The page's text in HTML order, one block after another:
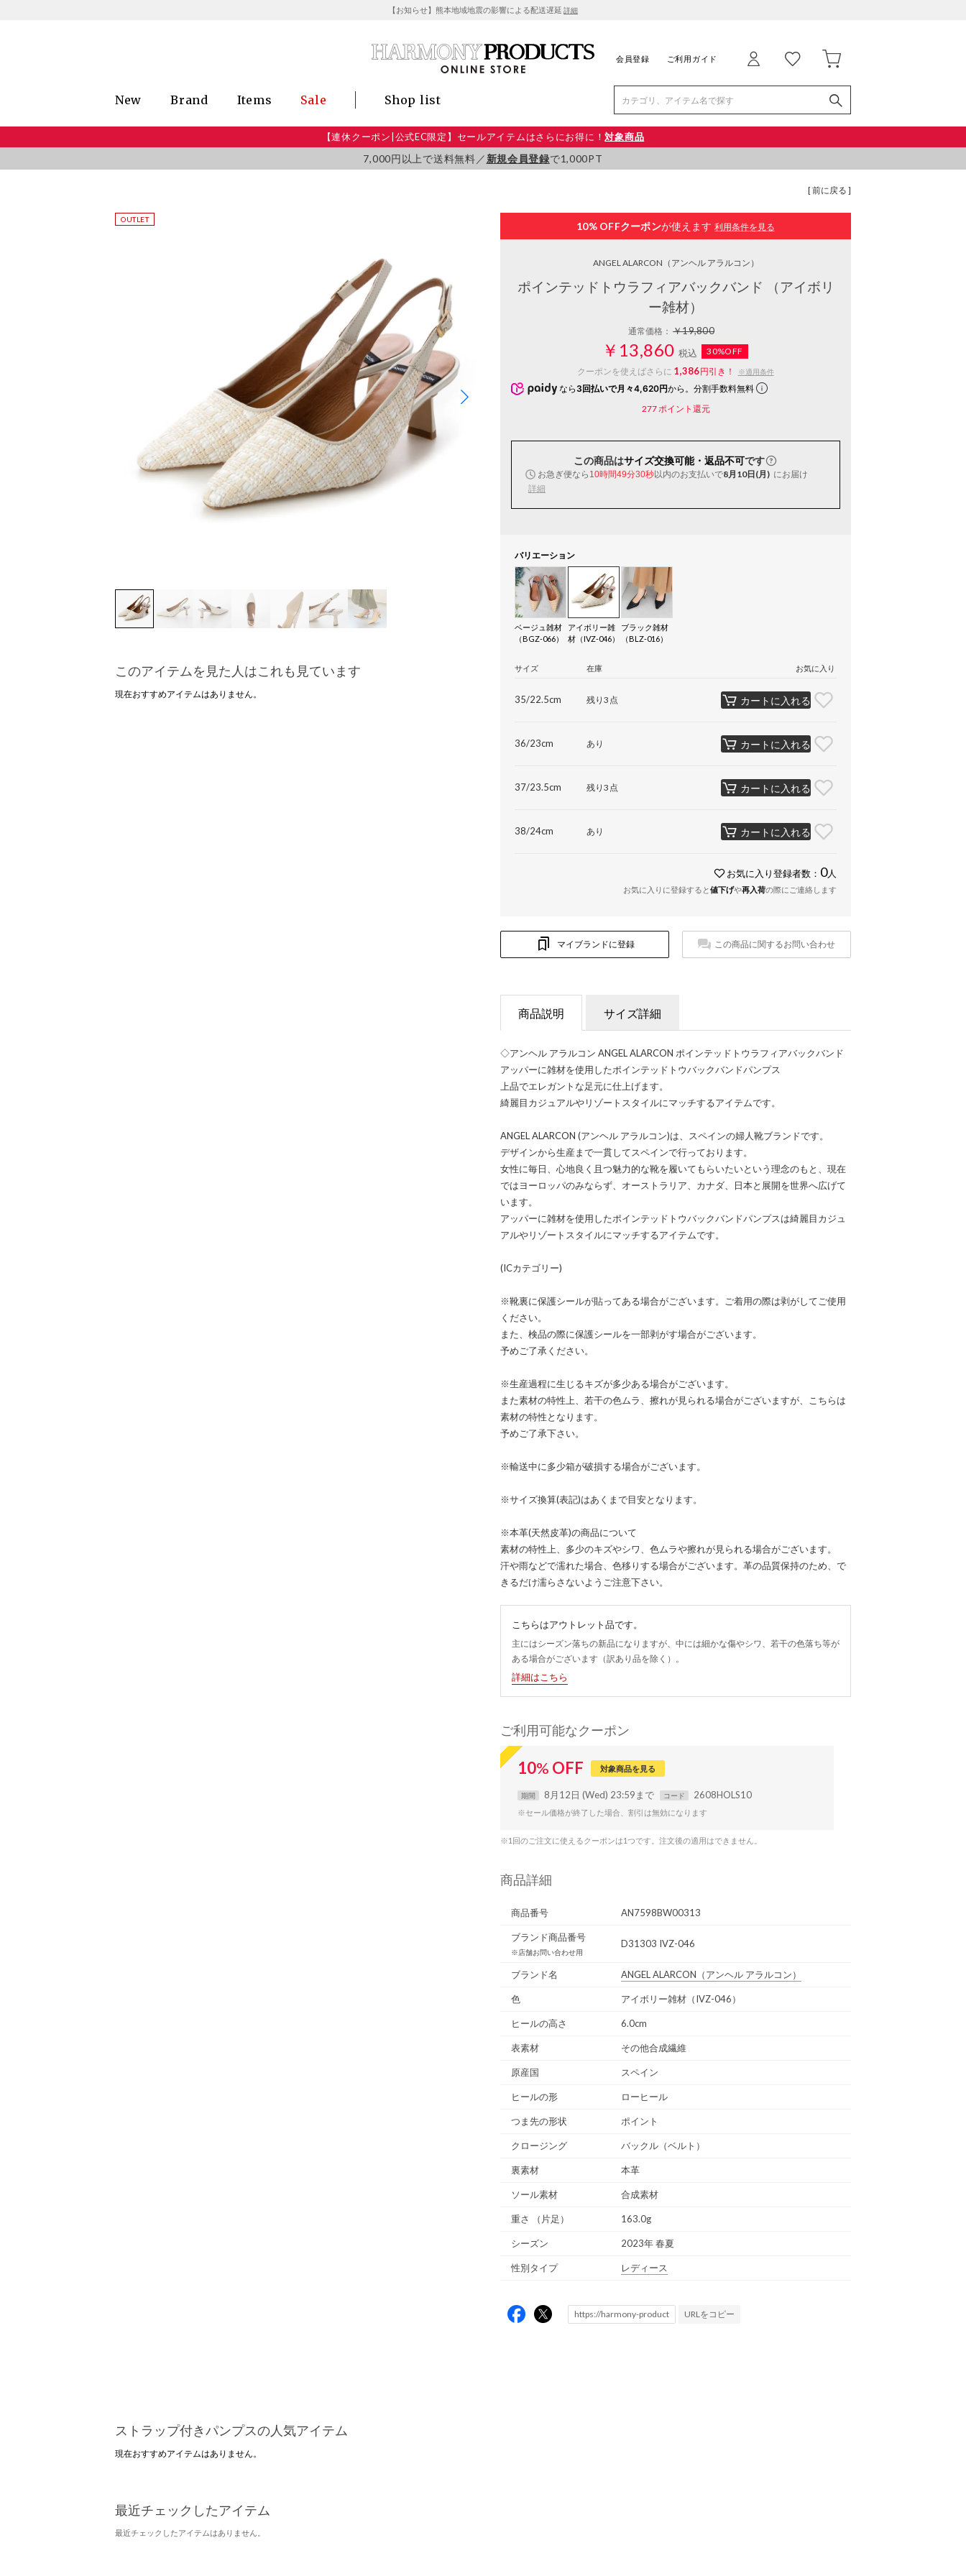
【お知らせ】熊本地域地震の影響による配送遅延 詳細
会員登録 ご利用ガイド
New Brand Items Sale Shop list
【連休クーポン|公式EC限定】セールアイテムはさらにお得に！対象商品
7,000円以上で送料無料／ 新規会員登録で1,000PT
[ 前に戻る ]
このアイテムを見た人はこれも見ています
現在おすすめアイテムはありません。
10% OFFクーポンが使えます 利用条件を見る
ANGEL ALARCON （アンヘル アラルコン）
ポインテッドトウラフィアバックバンド （アイボリ
ー雑材）
通常価格：￥19,800
￥13,860 税込
30%OFF
クーポンを使えばさらに 1,386円引き！ ※適用条件
なら 3回払いで月々4,620円から。分割手数料無料
277ポイント還元
この商品はサイズ交換可能・返品不可です
お急ぎ便なら 10時間49分29秒以内のお支払いで8月10日(月) にお届け
詳細
バリエーション
ベージュ雑材
（BGZ-066）
アイボリー雑
材（IVZ-046）
ブラック雑材
（BLZ-016）
サイズ 在庫 お気に入り
35/22.5cm 残り3点 カートに入れる
36/23cm あり カートに入れる
37/23.5cm 残り3点 カートに入れる
38/24cm あり カートに入れる
お気に入り登録者数： 0人
お気に入りに登録すると値下げや再入荷の際にご連絡します
マイブランドに登録 この商品に関するお問い合わせ
商品説明 サイズ詳細
◇アンヘル アラルコン ANGEL ALARCON ポインテッドトウラフィアバックバンド
アッパーに雑材を使用したポインテッドトウバックバンドパンプス
上品でエレガントな足元に仕上げます。
綺麗目カジュアルやリゾートスタイルにマッチするアイテムです。
ANGEL ALARCON (アンヘル アラルコン)は、スペインの婦人靴ブランドです。
デザインから生産まで一貫してスペインで行っております。
女性に毎日、心地良く且つ魅力的な靴を履いてもらいたいという理念のもと、現在
ではヨーロッパのみならず、オーストラリア、カナダ、日本と展開を世界へ広げて
います。
アッパーに雑材を使用したポインテッドトウバックバンドパンプスは綺麗目カジュ
アルやリゾートスタイルにマッチするアイテムです。
(ICカテゴリー)
※靴裏に保護シールが貼ってある場合がございます。ご着用の際は剥がしてご使用
ください。
また、検品の際に保護シールを一部剥がす場合がございます。
予めご了承ください。
※生産過程に生じるキズが多少ある場合がございます。
また素材の特性上、若干の色ムラ、擦れが見られる場合がございますが、こちらは
素材の特性となります。
予めご了承下さい。
※輸送中に多少箱が破損する場合がございます。
※サイズ換算(表記)はあくまで目安となります。
※本革(天然皮革)の商品について
素材の特性上、多少のキズやシワ、色ムラや擦れが見られる場合がございます。
汗や雨などで濡れた場合、色移りする場合がございます。革の品質保持のため、で
きるだけ濡らさないようご注意下さい。
こちらはアウトレット品です。
主にはシーズン落ちの新品になりますが、中には細かな傷やシワ、若干の色落ち等が
ある場合がございます（訳あり品を除く）。
詳細はこちら
ご利用可能なクーポン
10% OFF 対象商品を見る
期間 8月12日 (Wed) 23:59まで コード 2608HOLS10
※セール価格が終了した場合、割引は無効になります
※1回のご注文に使えるクーポンは1つです。注文後の適用はできません。
商品詳細
商品番号 AN7598BW00313
ブランド商品番号
※店舗お問い合わせ用
D31303 IVZ-046
ブランド名 ANGEL ALARCON （アンヘル アラルコン）
色 アイボリー雑材（IVZ-046）
ヒールの高さ 6.0cm
表素材 その他合成繊維
原産国 スペイン
ヒールの形 ローヒール
つま先の形状 ポイント
クロージング バックル（ベルト）
裏素材 本革
ソール素材 合成素材
重さ （片足） 163.0g
シーズン 2023年 春夏
性別タイプ レディース
URLをコピー
ストラップ付きパンプスの人気アイテム
現在おすすめアイテムはありません。
最近チェックしたアイテム
最近チェックしたアイテムはありません。